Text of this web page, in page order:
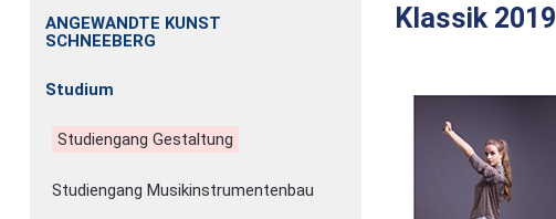
ANGEWANDTE KUNST
SCHNEEBERG
Studium
Studiengang Gestaltung
Studiengang Musikinstrumentenbau
Klassik 2019